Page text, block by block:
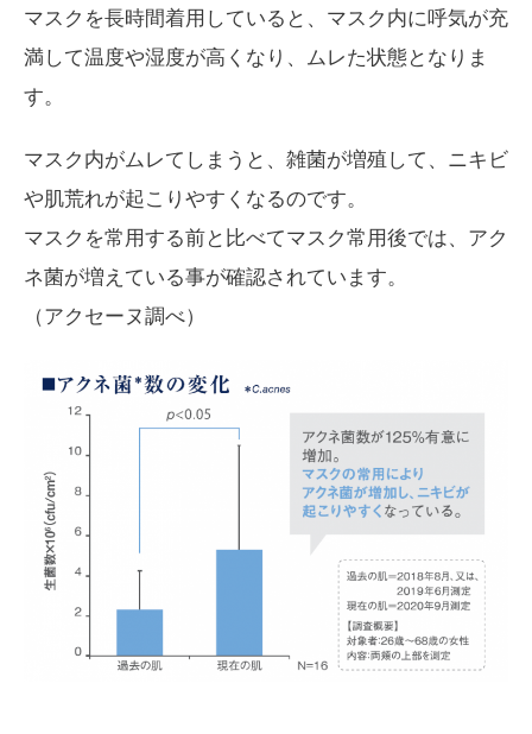
マスクを長時間着用していると、マスク内に呼気が充
満して温度や湿度が高くなり、ムレた状態となりま
す。
マスク内がムレてしまうと、雑菌が増殖して、ニキビ
や肌荒れが起こりやすくなるのです。
マスクを常用する前と比べてマスク常用後では、アク
ネ菌が増えている事が確認されています。
（アクセーヌ調べ）